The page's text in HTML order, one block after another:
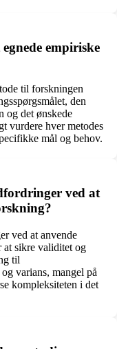
empiriske
til forskningen
den
og det ønskede
vurdere hver metodes
mål og behov.
ved at
ved at anvende
at sikre validitet og
til
varians, mangel på
kompleksiteten i det